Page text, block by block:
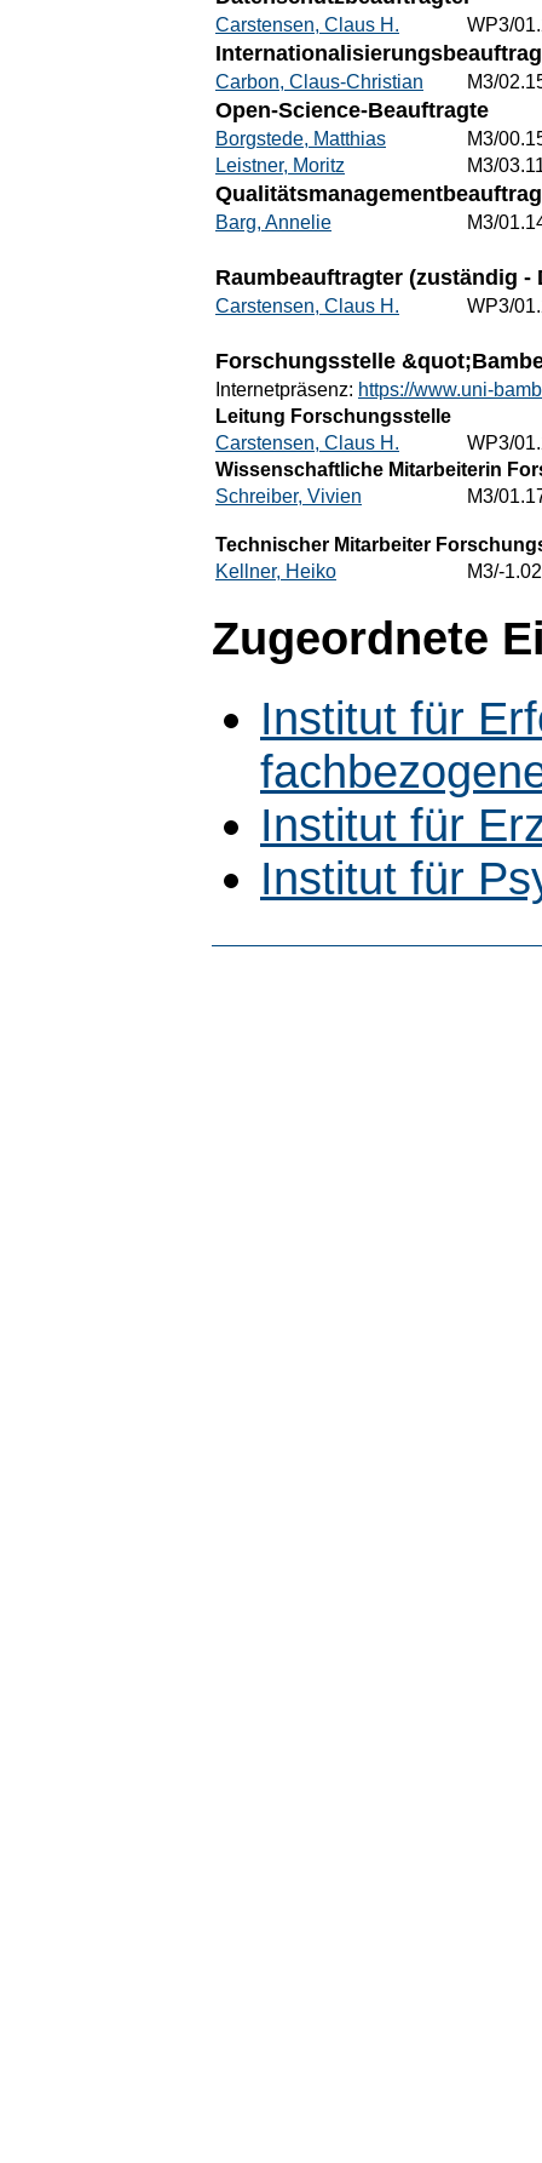
Carstensen, Claus H. WP3/
Carbon, Claus-Christian M3/
Open-Science-Beauftragte
Borgstede, Matthias
M3/
Leistner, Moritz
M3/
Barg, Annelie M3/
Raumbeauftragter (zuständig -
Carstensen, Claus H. WP3/
Forschungsstelle
Internetpräsenz: https://www.uni-
Leitung Forschungsstelle
Carstensen, Claus H.
WP3/
Wissenschaftliche Mitarbeiterin
Schreiber, Vivien
M3/
Technischer Mitarbeiter
Kellner, Heiko
M3/-1.02
Zugeordnete
Institut für
Institut für
Institut für